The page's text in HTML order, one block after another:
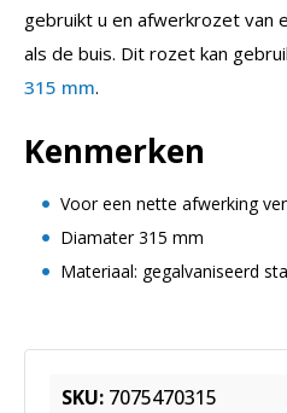
gebruikt u en afwerkrozet van
als de buis. Dit rozet kan
315 mm.
Kenmerken
Voor een nette afwerking
Diamater 315 mm
Materiaal: gegalvaniseerd
SKU: 7075470315